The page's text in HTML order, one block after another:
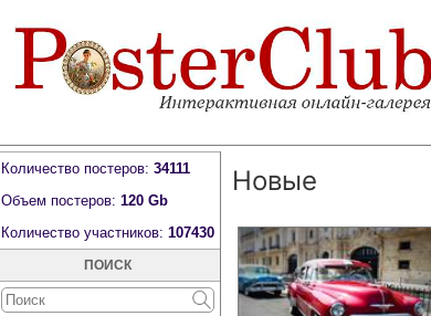
Количество постеров: 34111
Объем постеров: 120 Gb
Количество участников: 107430
ПОИСК
Новые